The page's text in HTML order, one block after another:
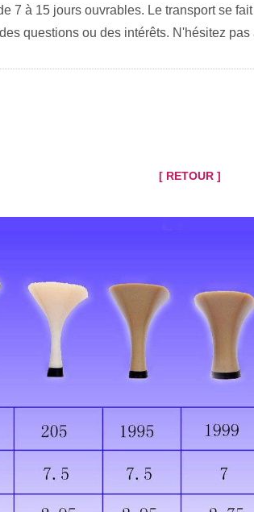
7 à 15 jours ouvrables. Le transport se
questions ou des intérêts. N'hésitez pas
[ RETOUR ]